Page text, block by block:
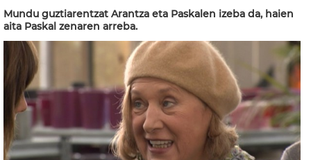
Mundu guztiarentzat Arantza eta Paskalen izeba da, haien
aita Paskal zenaren arreba.